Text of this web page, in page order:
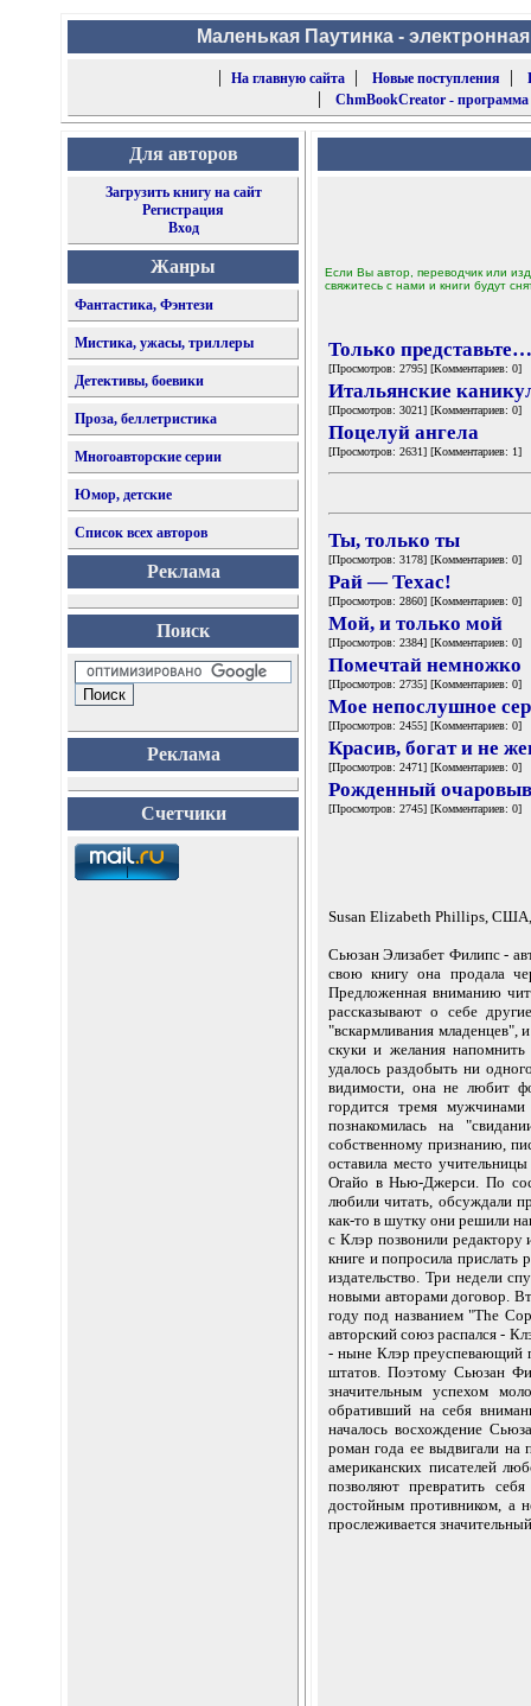
Маленькая Паутинка -
|
На главную сайта| Новые поступления |
| ChmBookCreator -
Для авторов
Загрузить книгу на сайт
Регистрация
Вход
Жанры
Фантастика, Фэнтези
Мистика, ужасы, триллеры
Детективы, боевики
Проза, беллетристика
Многоавторские серии
Юмор, детские
Список всех авторов
Реклама
Поиск
Реклама
Счетчики
Если Вы автор, переводчик или
свяжитесь с нами и книги будут
Только представьте…
[Просмотров: 2795] [Комментариев: 0]
Итальянские
[Просмотров: 3021] [Комментариев: 0]
Поцелуй ангела
[Просмотров: 2631] [Комментариев: 1]
Ты, только ты
[Просмотров: 3178] [Комментариев: 0]
Рай — Техас!
[Просмотров: 2860] [Комментариев: 0]
Мой, и только мой
[Просмотров: 2384] [Комментариев: 0]
Помечтай немножко
[Просмотров: 2735] [Комментариев: 0]
Мое непослушное
[Просмотров: 2455] [Комментариев: 0]
Красив, богат и не
[Просмотров: 2471] [Комментариев: 0]
Рожденный
[Просмотров: 2745] [Комментариев: 0]
Susan Elizabeth Phillips, США,
Сьюзан Элизабет Филипс -
свою книгу она продала
Предложенная вниманию
рассказывают о себе
"вскармливания младенцев",
скуки и желания
удалось раздобыть ни
видимости, она не любит
гордится тремя
познакомилась на
собственному признанию,
оставила место
Огайо в Нью-Джерси. По
любили читать, обсуждали
как-то в шутку они решили
с Клэр позвонили редактору
книге и попросила прислать
издательство. Три недели
новыми авторами договор.
году под названием "The
авторский союз распался -
- ныне Клэр преуспевающий
штатов. Поэтому Сьюзан
значительным успехом
обративший на себя
началось восхождение
роман года ее выдвигали
американских писателей
позволяют превратить
достойным противником, а
прослеживается